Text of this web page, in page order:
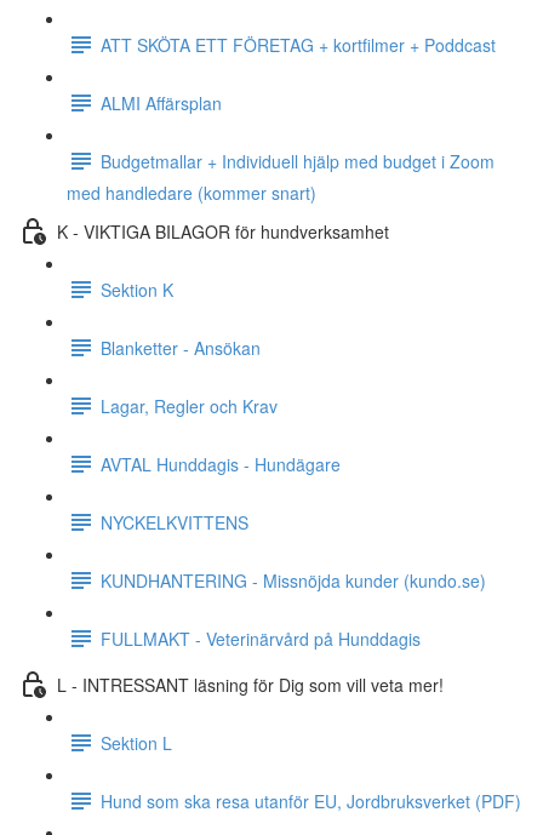
ATT SKÖTA ETT FÖRETAG + kortfilmer + Poddcast
ALMI Affärsplan
Budgetmallar + Individuell hjälp med budget i Zoom
med handledare (kommer snart)
K - VIKTIGA BILAGOR för hundverksamhet
Sektion K
Blanketter - Ansökan
Lagar, Regler och Krav
AVTAL Hunddagis - Hundägare
NYCKELKVITTENS
KUNDHANTERING - Missnöjda kunder (kundo.se)
FULLMAKT - Veterinärvård på Hunddagis
L - INTRESSANT läsning för Dig som vill veta mer!
Sektion L
Hund som ska resa utanför EU, Jordbruksverket (PDF)